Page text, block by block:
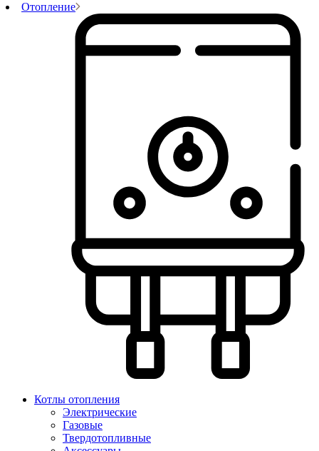
Отопление
Котлы отопления
Электрические
Газовые
Твердотопливные